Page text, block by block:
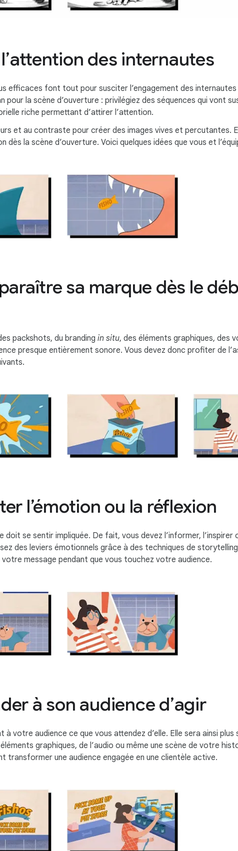
des internautes
efficaces font tout pour susciter l’engagement des
pour la scène d’ouverture : privilégiez des séquences qui vont
riche permettant d’attirer l’attention.
et au contraste pour créer des images vives et percutantes.
la scène d’ouverture. Voici quelques idées que vous et
sa marque dès le
packshots, du branding in situ, des éléments graphiques, des
presque entièrement sonore. Vous devez donc profiter de
l’émotion ou la réflexion
doit se sentir impliquée. De fait, vous devez l’informer,
des leviers émotionnels grâce à des techniques de
message pendant que vous touchez votre audience.
à son audience d’agir
votre audience ce que vous attendez d’elle. Elle sera ainsi
graphiques, de l’audio ou même une scène de votre
transformer une audience engagée en une clientèle active.